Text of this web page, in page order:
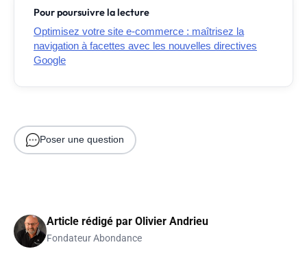
Pour poursuivre la lecture
Optimisez votre site e-commerce : maîtrisez la
navigation à facettes avec les nouvelles directives
Google
Poser une question
Article rédigé par Olivier Andrieu
Fondateur Abondance